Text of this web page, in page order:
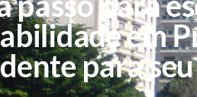
em
para